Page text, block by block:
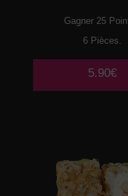
Gagner 25
6 Pièces.
5.90€